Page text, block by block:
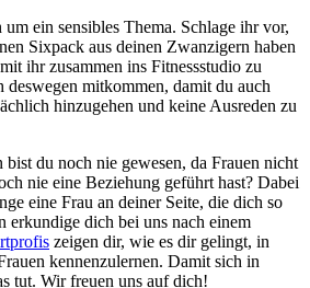
ein sensibles Thema. Schlage ihr vor,
Sixpack aus deinen Zwanzigern haben
ihr zusammen ins Fitnessstudio zu
deswegen mitkommen, damit du auch
hinzugehen und keine Ausreden zu
du noch nie gewesen, da Frauen nicht
nie eine Beziehung geführt hast? Dabei
eine Frau an deiner Seite, die dich so
erkundige dich bei uns nach einem
zeigen dir, wie es dir gelingt, in
kennenzulernen. Damit sich in
tut. Wir freuen uns auf dich!